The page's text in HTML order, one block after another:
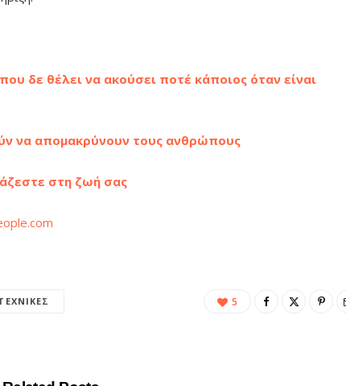
δε θέλει να ακούσει ποτέ κάποιος όταν είναι
να απομακρύνουν τους ανθρώπους
στη ζωή σας
5